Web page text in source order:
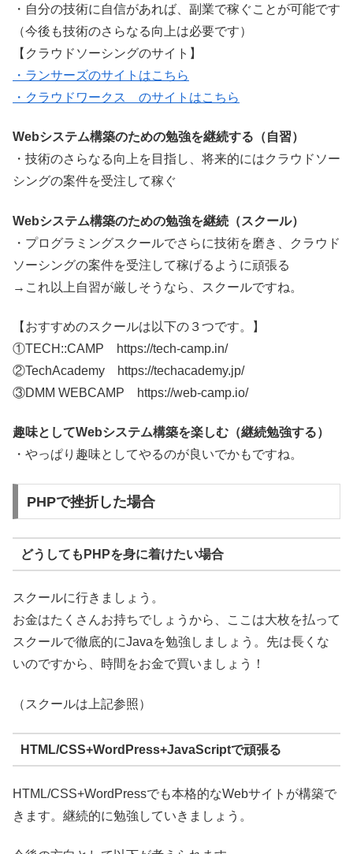
・自分の技術に自信があれば、副業で稼ぐことが可能です
（今後も技術のさらなる向上は必要です）
【クラウドソーシングのサイト】
・ランサーズのサイトはこちら
・クラウドワークス のサイトはこちら
Webシステム構築のための勉強を継続する（自習）
・技術のさらなる向上を目指し、将来的にはクラウドソー
シングの案件を受注して稼ぐ
Webシステム構築のための勉強を継続（スクール）
・プログラミングスクールでさらに技術を磨き、クラウド
ソーシングの案件を受注して稼げるように頑張る
→これ以上自習が厳しそうなら、スクールですね。
【おすすめのスクールは以下の３つです。】
①TECH::CAMP https://tech-camp.in/
②TechAcademy https://techacademy.jp/
③DMM WEBCAMP https://web-camp.io/
趣味としてWebシステム構築を楽しむ（継続勉強する）
・やっぱり趣味としてやるのが良いでかもですね。
PHPで挫折した場合
どうしてもPHPを身に着けたい場合
スクールに行きましょう。
お金はたくさんお持ちでしょうから、ここは大枚を払って
スクールで徹底的にJavaを勉強しましょう。先は長くな
いのですから、時間をお金で買いましょう！
（スクールは上記参照）
HTML/CSS+WordPress+JavaScriptで頑張る
HTML/CSS+WordPressでも本格的なWebサイトが構築で
きます。継続的に勉強していきましょう。